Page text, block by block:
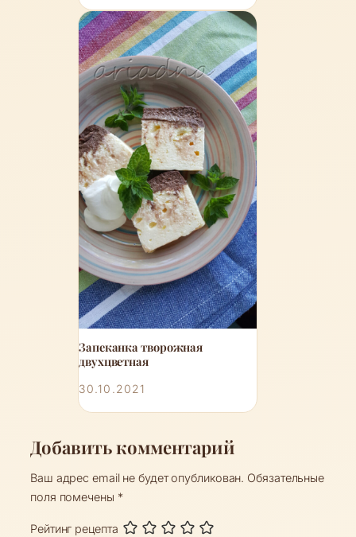
Запеканка творожная
двухцветная
30.10.2021
Добавить комментарий
Ваш адрес email не будет опубликован. Обязательные
поля помечены *
Рейтинг рецепта